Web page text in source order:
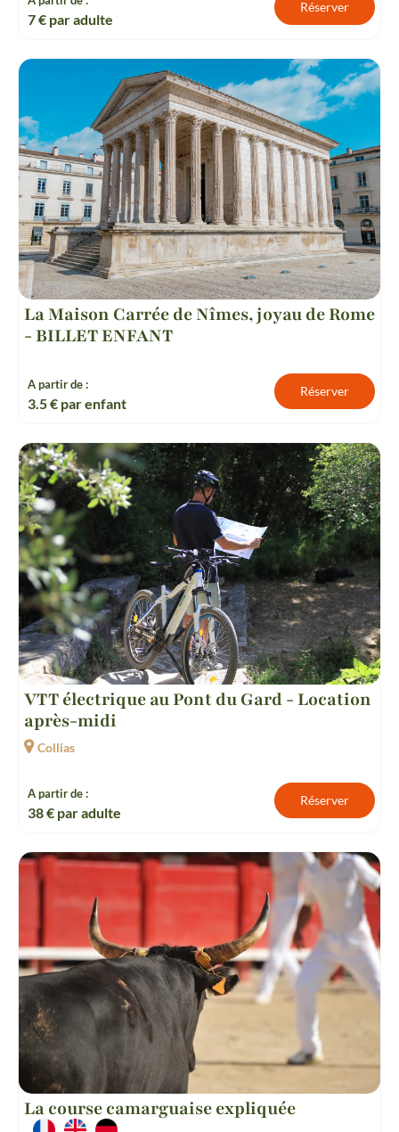
7€ par adulte
Réserver
La Maison Carrée de Nîmes, joyau de Rome
- BILLET ENFANT
A partir de :
3.5€ par enfant
Réserver
VTT électrique au Pont du Gard - Location
après-midi
Collias
A partir de :
38€ par adulte
Réserver
La course camarguaise expliquée